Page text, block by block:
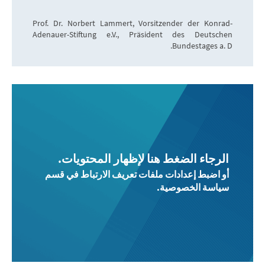
Prof. Dr. Norbert Lammert, Vorsitzender der Konrad-
Adenauer-Stiftung e.V., Präsident des Deutschen
Bundestages a. D.
الرجاء الضغط هنا لإظهار المحتويات.
أو اضبط إعدادات ملفات تعريف الارتباط في قسم
سياسة الخصوصية.